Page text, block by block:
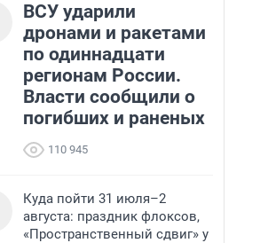
ВСУ ударили
дронами и ракетами
по одиннадцати
регионам России.
Власти сообщили о
погибших и раненых
110 945
Куда пойти 31 июля–2
августа: праздник флоксов,
«Пространственный сдвиг» у